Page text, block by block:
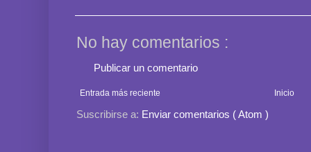
No hay comentarios :
Publicar un comentario
Entrada más reciente Inicio
Suscribirse a: Enviar comentarios ( Atom )